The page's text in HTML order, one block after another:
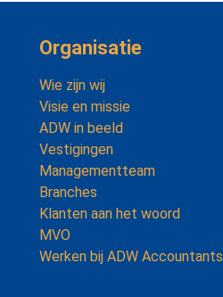
Organisatie
Wie zijn wij
Visie en missie
ADW in beeld
Vestigingen
Managementteam
Branches
Klanten aan het woord
MVO
Werken bij ADW Accountants